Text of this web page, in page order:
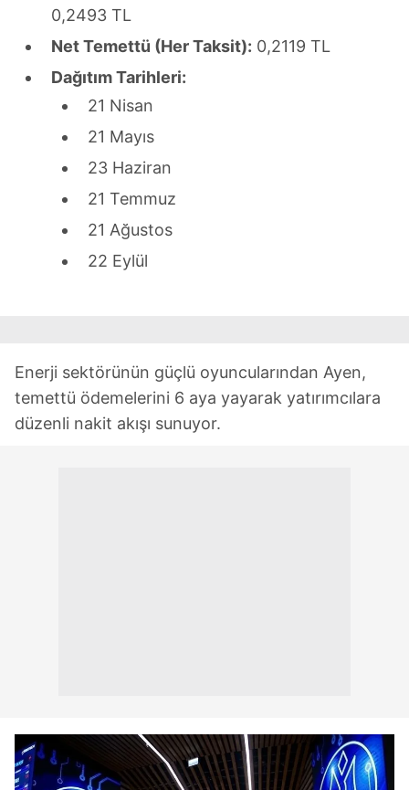
0,2493 TL
Net Temettü (Her Taksit): 0,2119 TL
Dağıtım Tarihleri:
21 Nisan
21 Mayıs
23 Haziran
21 Temmuz
21 Ağustos
22 Eylül
Enerji sektörünün güçlü oyuncularından Ayen,
temettü ödemelerini 6 aya yayarak yatırımcılara
düzenli nakit akışı sunuyor.